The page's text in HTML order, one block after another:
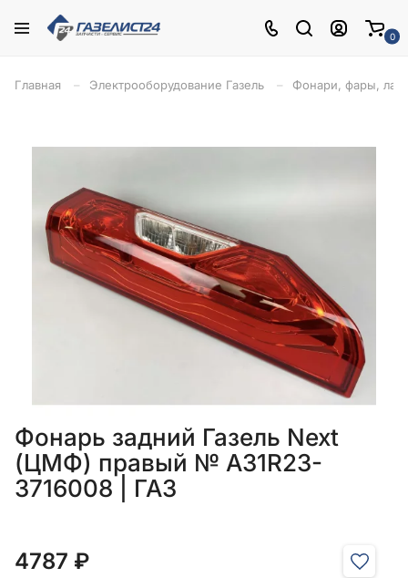
0
Главная Электрооборудование Газель Фонари, фары,
Фонарь задний Газель Next
(ЦМФ) правый № А31R23-
3716008 | ГАЗ
4787 ₽